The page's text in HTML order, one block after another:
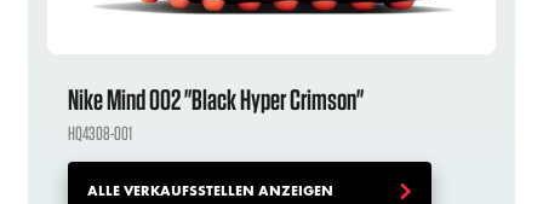
Nike Mind 002 "Black Hyper Crimson"
HQ4308-001
ALLE VERKAUFSSTELLEN ANZEIGEN